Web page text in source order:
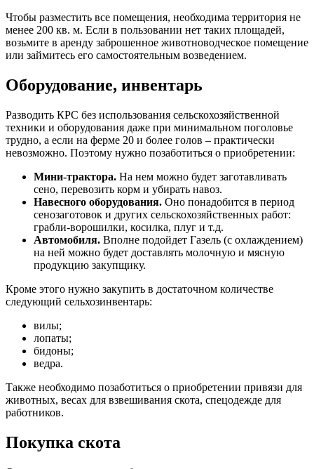
Чтобы разместить все помещения, необходима территория не
менее 200 кв. м. Если в пользовании нет таких площадей,
возьмите в аренду заброшенное животноводческое помещение
или займитесь его самостоятельным возведением.
Оборудование, инвентарь
Разводить КРС без использования сельскохозяйственной
техники и оборудования даже при минимальном поголовье
трудно, а если на ферме 20 и более голов – практически
невозможно. Поэтому нужно позаботиться о приобретении:
Мини-трактора. На нем можно будет заготавливать
сено, перевозить корм и убирать навоз.
Навесного оборудования. Оно понадобится в период
сенозаготовок и других сельскохозяйственных работ:
грабли-ворошилки, косилка, плуг и т.д.
Автомобиля. Вполне подойдет Газель (с охлаждением)
на ней можно будет доставлять молочную и мясную
продукцию закупщику.
Кроме этого нужно закупить в достаточном количестве
следующий сельхозинвентарь:
вилы;
лопаты;
бидоны;
ведра.
Также необходимо позаботиться о приобретении привязи для
животных, весах для взвешивания скота, спецодежде для
работников.
Покупка скота